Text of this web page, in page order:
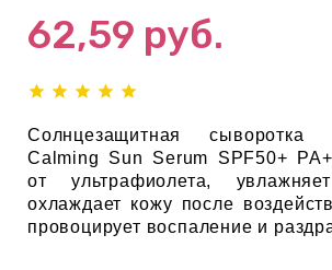
62,59 руб.
Солнцезащитная сыворотка
Calming Sun Serum SPF50+
от ультрафиолета,
охлаждает кожу после
провоцирует воспаление и